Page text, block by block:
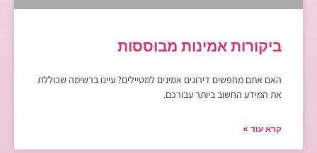
ביקורות אמינות מבוססות
האם אתם מחפשים דירוגים אמינים למטיילים? עיינו ברשימה שכוללת
את המידע החשוב ביותר עבורכם.
קרא עוד »